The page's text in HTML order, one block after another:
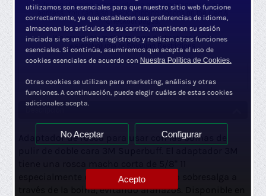
To see shipping options, please enter your postcode and
address. You can also check shipping options on the Cart &
Checkout pages.
We are unable to ship to some destinations due to
weight/volume or
Shipping Restrictions.
Adaptador de rosca para usar con las boinas de
especialmente diseñada para que no sobresalga a
través de la boina, evitando arañazos. Disponible en
utilizamos son esenciales para que nuestro sitio web funcione
correctamente, ya que establecen sus preferencias de idioma,
almacenan los artículos de su carrito, mantienen su sesión
iniciada si es un cliente registrado y realizan otras funciones
esenciales. Si continúa, asumiremos que acepta el uso de
cookies esenciales de acuerdo con Nuestra Política de Cookies.
Otras cookies se utilizan para marketing, análisis y otras
funciones. A continuación, puede elegir cuáles de estas cookies
adicionales acepta.
No Aceptar Configurar
Acepto